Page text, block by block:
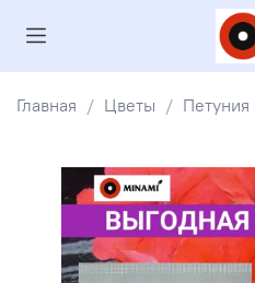
Главная Цветы Петуния